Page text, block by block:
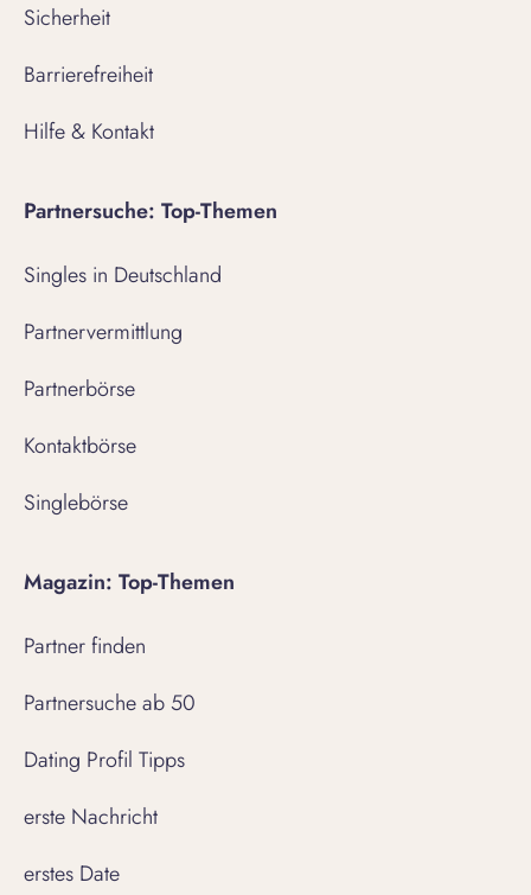
Sicherheit
Barrierefreiheit
Hilfe & Kontakt
Partnersuche: Top-Themen
Singles in Deutschland
Partnervermittlung
Partnerbörse
Kontaktbörse
Singlebörse
Magazin: Top-Themen
Partner finden
Partnersuche ab 50
Dating Profil Tipps
erste Nachricht
erstes Date